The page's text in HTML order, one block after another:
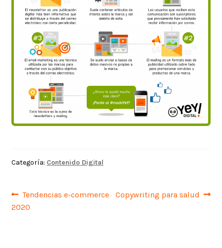
Categoría: Contenido Digital
Navegación
de
Anterior:
Tendencias e-commerce
2020
Siguiente:
Copywriting para salud